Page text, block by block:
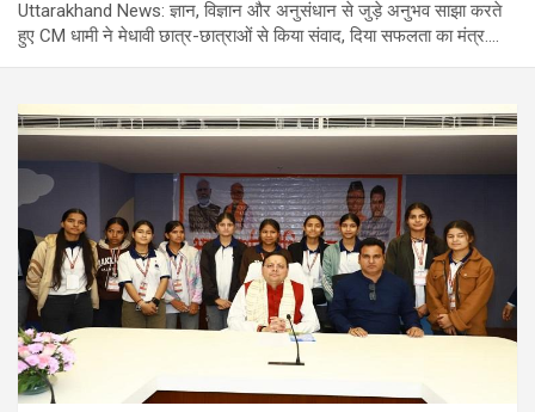
Uttarakhand News: ज्ञान, विज्ञान और अनुसंधान से जुड़े अनुभव साझा करते
हुए CM धामी ने मेधावी छात्र-छात्राओं से किया संवाद, दिया सफलता का मंत्र….